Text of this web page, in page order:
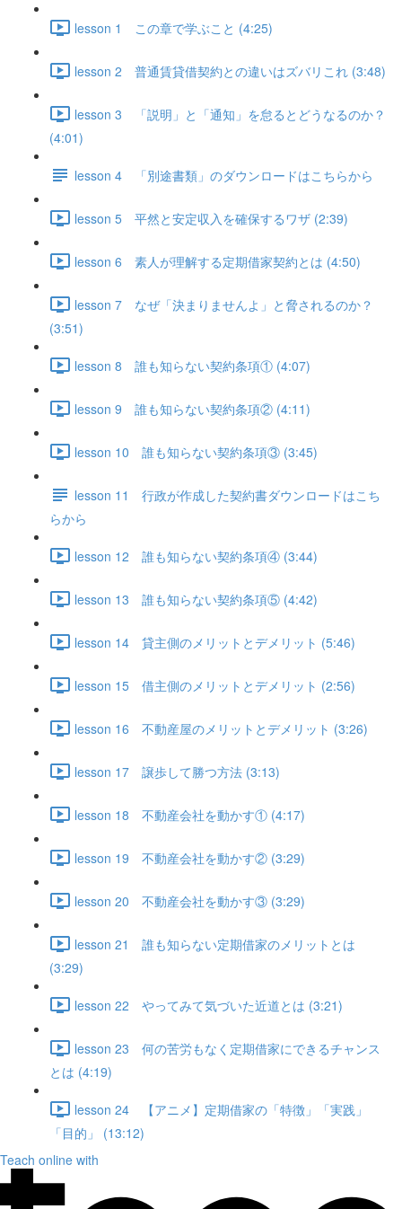
lesson 1 この章で学ぶこと (4:25)
lesson 2 普通賃貸借契約との違いはズバリこれ (3:48)
lesson 3 「説明」と「通知」を怠るとどうなるのか？
(4:01)
lesson 4 「別途書類」のダウンロードはこちらから
lesson 5 平然と安定収入を確保するワザ (2:39)
lesson 6 素人が理解する定期借家契約とは (4:50)
lesson 7 なぜ「決まりませんよ」と脅されるのか？
(3:51)
lesson 8 誰も知らない契約条項① (4:07)
lesson 9 誰も知らない契約条項② (4:11)
lesson 10 誰も知らない契約条項③ (3:45)
lesson 11 行政が作成した契約書ダウンロードはこち
らから
lesson 12 誰も知らない契約条項④ (3:44)
lesson 13 誰も知らない契約条項⑤ (4:42)
lesson 14 貸主側のメリットとデメリット (5:46)
lesson 15 借主側のメリットとデメリット (2:56)
lesson 16 不動産屋のメリットとデメリット (3:26)
lesson 17 譲歩して勝つ方法 (3:13)
lesson 18 不動産会社を動かす① (4:17)
lesson 19 不動産会社を動かす② (3:29)
lesson 20 不動産会社を動かす③ (3:29)
lesson 21 誰も知らない定期借家のメリットとは
(3:29)
lesson 22 やってみて気づいた近道とは (3:21)
lesson 23 何の苦労もなく定期借家にできるチャンス
とは (4:19)
lesson 24 【アニメ】定期借家の「特徴」「実践」
「目的」 (13:12)
Teach online with